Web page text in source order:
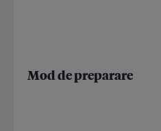
Mod de preparare